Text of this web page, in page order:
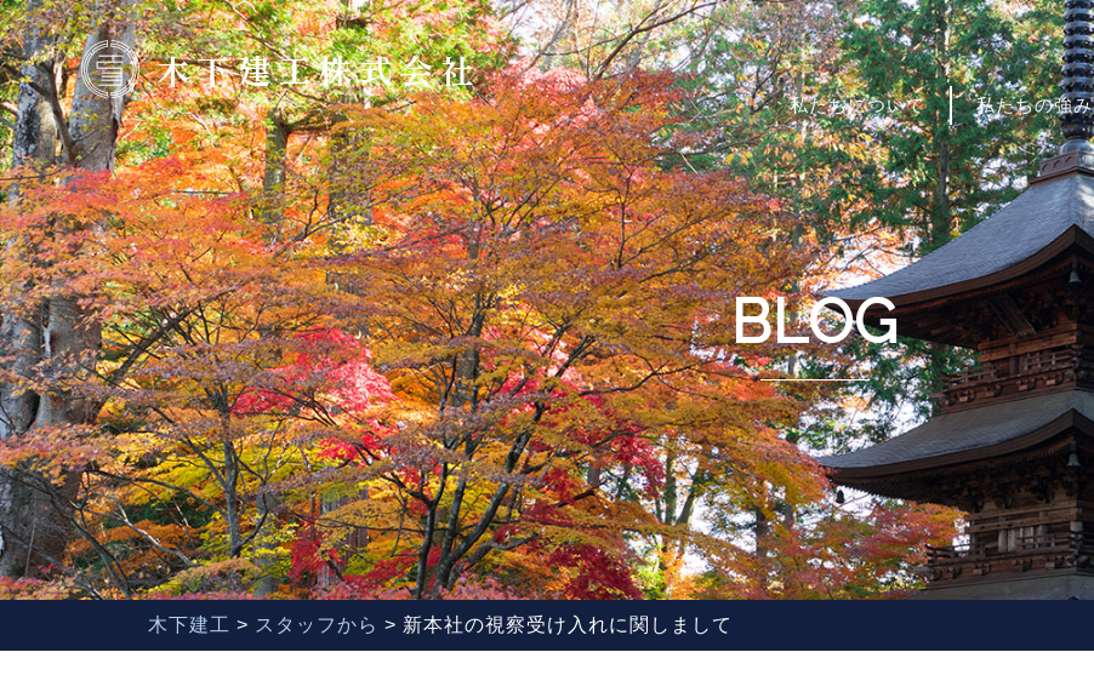
私たちについて 私たちの強み
BLOG
木下建工 > スタッフから > 新本社の視察受け入れに関しまして